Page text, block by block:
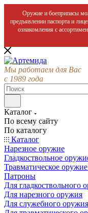
Оружие и боеприпасы
предъявлении паспорта и
ознакомления с
Мы работаем для Вас
с 1989 года
Каталог
По всему сайту
По каталогу
Каталог
Нарезное оружие
Гладкоствольное
Травматическое
Патроны
Для гладкоствольного
Для нарезного оружия
Для служебного оружия